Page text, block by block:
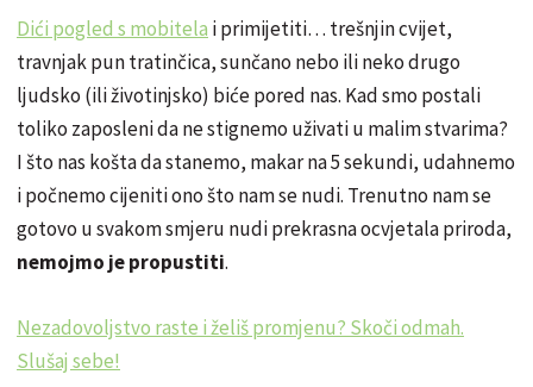
Dići pogled s mobitela i primijetiti… trešnjin cvijet,
travnjak pun tratinčica, sunčano nebo ili neko drugo
ljudsko (ili životinjsko) biće pored nas. Kad smo postali
toliko zaposleni da ne stignemo uživati u malim stvarima?
I što nas košta da stanemo, makar na 5 sekundi, udahnemo
i počnemo cijeniti ono što nam se nudi. Trenutno nam se
gotovo u svakom smjeru nudi prekrasna ocvjetala priroda,
nemojmo je propustiti.
Nezadovoljstvo raste i želiš promjenu? Skoči odmah.
Slušaj sebe!